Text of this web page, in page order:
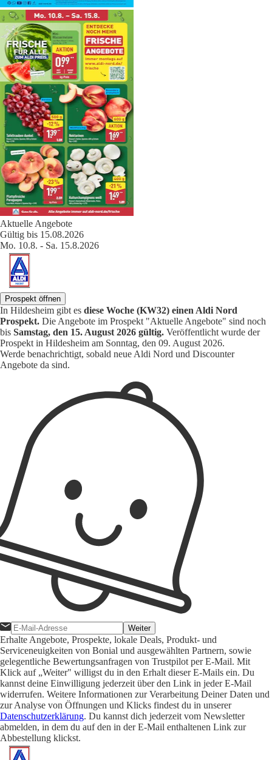
Aktuelle Angebote
Gültig bis 15.08.2026
Mo. 10.8. - Sa. 15.8.2026
Prospekt öffnen
In Hildesheim gibt es diese Woche (KW32) einen Aldi Nord
Prospekt. Die Angebote im Prospekt "Aktuelle Angebote" sind noch
bis Samstag, den 15. August 2026 gültig. Veröffentlicht wurde der
Prospekt in Hildesheim am Sonntag, den 09. August 2026.
Werde benachrichtigt, sobald neue Aldi Nord und Discounter
Angebote da sind.
Weiter
Erhalte Angebote, Prospekte, lokale Deals, Produkt- und
Serviceneuigkeiten von Bonial und ausgewählten Partnern, sowie
gelegentliche Bewertungsanfragen von Trustpilot per E-Mail. Mit
Klick auf „Weiter" willigst du in den Erhalt dieser E-Mails ein. Du
kannst deine Einwilligung jederzeit über den Link in jeder E-Mail
widerrufen. Weitere Informationen zur Verarbeitung Deiner Daten und
zur Analyse von Öffnungen und Klicks findest du in unserer
Datenschutzerklärung. Du kannst dich jederzeit vom Newsletter
abmelden, in dem du auf den in der E-Mail enthaltenen Link zur
Abbestellung klickst.